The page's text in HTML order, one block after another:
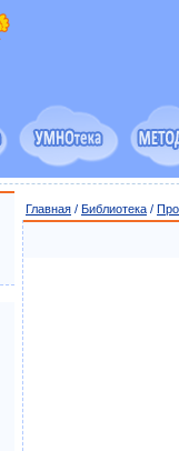
Главная / Библиотека /